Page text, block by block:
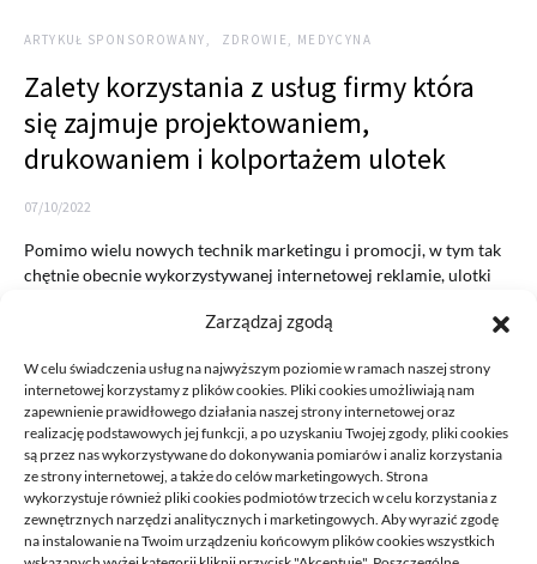
Zarządzaj zgodą
W celu świadczenia usług na najwyższym poziomie w ramach naszej strony
internetowej korzystamy z plików cookies. Pliki cookies umożliwiają nam
zapewnienie prawidłowego działania naszej strony internetowej oraz
realizację podstawowych jej funkcji, a po uzyskaniu Twojej zgody, pliki cookies
są przez nas wykorzystywane do dokonywania pomiarów i analiz korzystania
ze strony internetowej, a także do celów marketingowych. Strona
wykorzystuje również pliki cookies podmiotów trzecich w celu korzystania z
zewnętrznych narzędzi analitycznych i marketingowych. Aby wyrazić zgodę
na instalowanie na Twoim urządzeniu końcowym plików cookies wszystkich
ARTYKUŁ SPONSOROWANY ZDROWIE, MEDYCYNA
Zalety korzystania z usług firmy która
się zajmuje projektowaniem,
drukowaniem i kolportażem ulotek
07/10/2022
Pomimo wielu nowych technik marketingu i promocji, w tym tak
chętnie obecnie wykorzystywanej internetowej reklamie, ulotki
READ MORE